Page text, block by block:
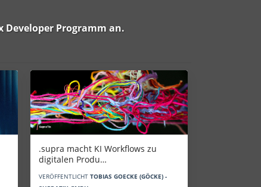
Developer Programm an.
.supra macht KI Workflows zu
digitalen Produ…
VERÖFFENTLICHT TOBIAS GOECKE (GÖCKE) -